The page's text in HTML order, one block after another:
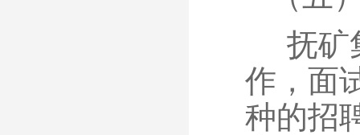
抚矿
作，面
种的招